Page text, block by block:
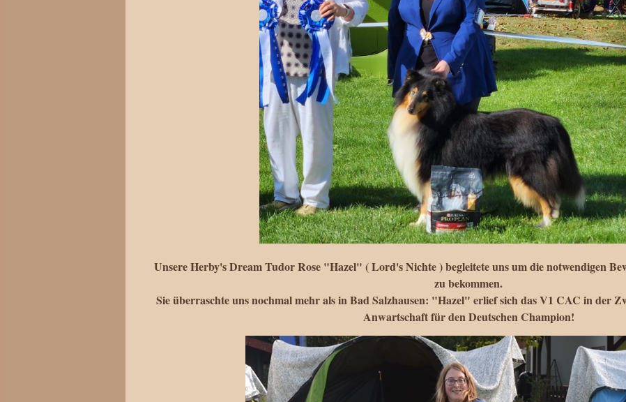
Unsere Herby's Dream Tudor Rose "Hazel" ( Lord's Nichte ) begleitete uns um die notwendigen
zu bekommen.
Sie überraschte uns nochmal mehr als in Bad Salzhausen: "Hazel" erlief sich das V1 CAC in der
Anwartschaft für den Deutschen Champion!